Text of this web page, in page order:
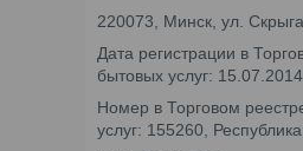
220073, Минск, ул.
Дата регистрации в
бытовых услуг: 15.07.2014
Номер в Торговом
услуг: 155260,